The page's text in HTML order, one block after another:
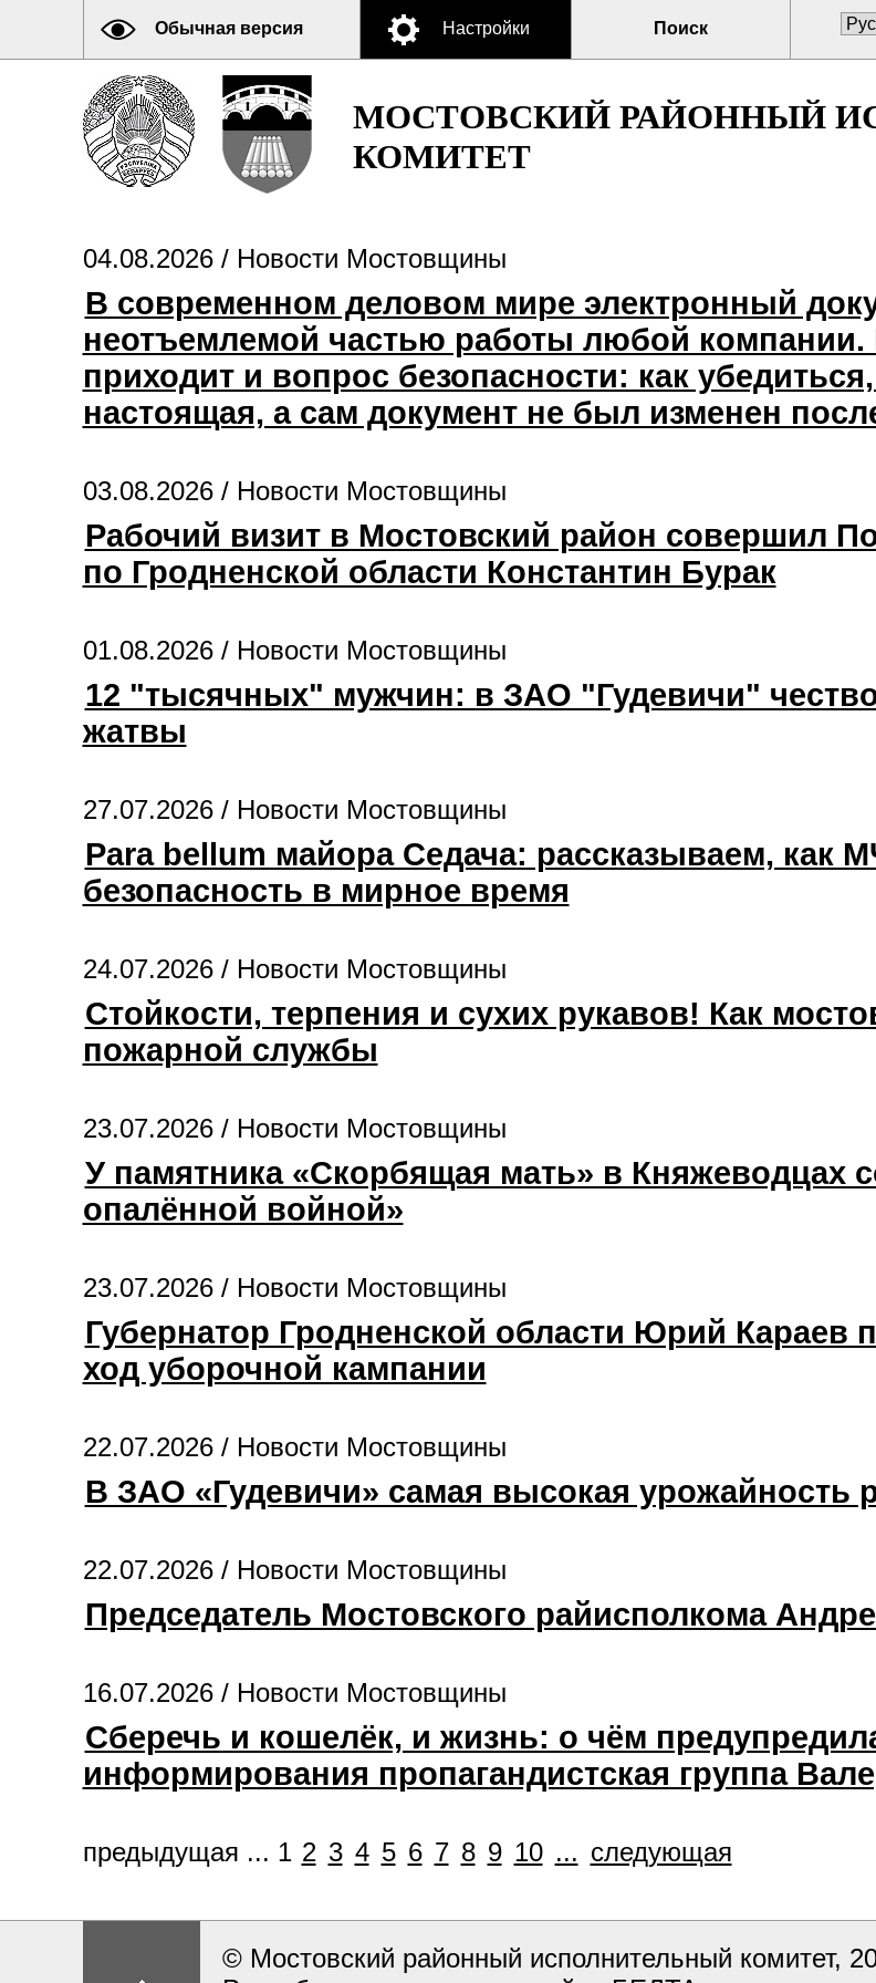
Обычная версия Настройки Поиск
МОСТОВСКИЙ РАЙОННЫЙ
КОМИТЕТ
04.08.2026 / Новости Мостовщины
В современном деловом мире электронный
неотъемлемой частью работы любой компании.
приходит и вопрос безопасности: как
настоящая, а сам документ не был изменен
03.08.2026 / Новости Мостовщины
Рабочий визит в Мостовский район совершил
по Гродненской области Константин Бурак
01.08.2026 / Новости Мостовщины
12 "тысячных" мужчин: в ЗАО "Гудевичи"
жатвы
27.07.2026 / Новости Мостовщины
Para bellum майора Седача: рассказываем, как
безопасность в мирное время
24.07.2026 / Новости Мостовщины
Стойкости, терпения и сухих рукавов! Как
пожарной службы
23.07.2026 / Новости Мостовщины
У памятника «Скорбящая мать» в Княжеводцах
опалённой войной»
23.07.2026 / Новости Мостовщины
Губернатор Гродненской области Юрий Караев
ход уборочной кампании
22.07.2026 / Новости Мостовщины
В ЗАО «Гудевичи» самая высокая урожайность
22.07.2026 / Новости Мостовщины
Председатель Мостовского райисполкома
16.07.2026 / Новости Мостовщины
Сберечь и кошелёк, и жизнь: о чём
информирования пропагандистская группа
предыдущая ... 1 2 3 4 5 6 7 8 9 10 ... следующая
© Мостовский районный исполнительный комитет,